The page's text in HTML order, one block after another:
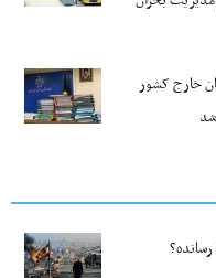
خارج کشور